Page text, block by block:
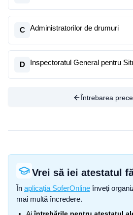
C Administratorilor de drumuri
D Inspectoratul General pentru
Întrebarea
Vrei să iei atestatul
În aplicația SoferOnline înveți
mai multă încredere.